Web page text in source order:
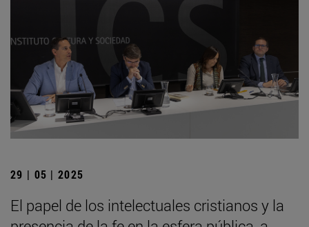
29 | 05 | 2025
El papel de los intelectuales cristianos y la